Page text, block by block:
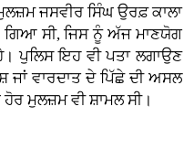
ਜਸਵੀਰ ਸਿੰਘ ਉਰਫ਼ ਕਾਲਾ
ਗਿਆ ਸੀ, ਜਿਸ ਨੂੰ ਅੱਜ ਮਾਣਯੋਗ
ਪੁਲਿਸ ਇਹ ਵੀ ਪਤਾ ਲਗਾਉਣ
ਜਾਂ ਵਾਰਦਾਤ ਦੇ ਪਿੱਛੇ ਦੀ ਅਸਲ
ਮੁਲਜ਼ਮ ਵੀ ਸ਼ਾਮਲ ਸੀ।